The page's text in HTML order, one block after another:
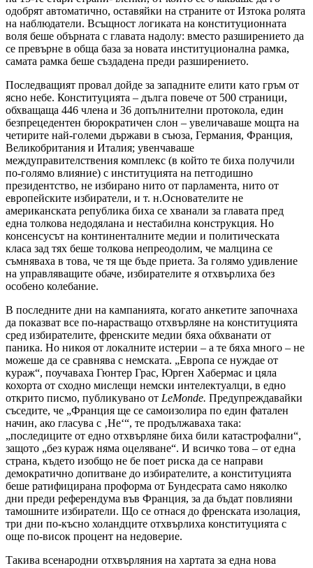
одобрят автоматично, оставяйки на страните от Изтока ролята
на наблюдатели. Всъщност логиката на конституционната
воля беше обърната с главата надолу: вместо разширението да
се превърне в обща база за новата институционална рамка,
самата рамка беше създадена преди разширението.
Последващият провал дойде за западните елити като гръм от
ясно небе. Конституцията – дълга повече от 500 страници,
обхващаща 446 члена и 36 допълнителни протокола, един
безпрецедентен бюрократичен слон – увеличаваше мощта на
четирите най-големи държави в съюза, Германия, Франция,
Великобритания и Италия; увенчаваше
междуправителствения комплекс (в който те биха получили
по-голямо влияние) с институцията на петгодишно
президентство, не избирано нито от парламента, нито от
европейските избиратели, и т. н.Основателите не
американската република биха се хванали за главата пред
една толкова недодялана и нестабилна конструкция. Но
консенсусът на континенталните медии и политическата
класа зад тях беше толкова непреодолим, че малцина се
съмняваха в това, че тя ще бъде приета. За голямо удивление
на управляващите обаче, избирателите я отхвърлиха без
особено колебание.
В последните дни на кампанията, когато анкетите започнаха
да показват все по-нарастващо отхвърляне на конституцията
сред избирателите, френските медии бяха обхванати от
паника. Но никоя от локалните истерии – а те бяха много – не
можеше да се сравнява с немската. „Европа се нуждае от
кураж“, поучаваха Гюнтер Грас, Юрген Хабермас и цяла
кохорта от сходно мислещи немски интелектуалци, в едно
открито писмо, публикувано от LeMonde. Предупреждавайки
съседите, че „Франция ще се самоизолира по един фатален
начин, ако гласува с ‚Не‘“, те продължаваха така:
„последиците от едно отхвърляне биха били катастрофални“,
защото „без кураж няма оцеляване“. И всичко това – от една
страна, където изобщо не бе поет риска да се направи
демократично допитване до избирателите, а конституцията
беше ратифицирана проформа от Бундесрата само няколко
дни преди референдума във Франция, за да бъдат повлияни
тамошните избиратели. Що се отнася до френската изолация,
три дни по-късно холандците отхвърлиха конституцията с
още по-висок процент на недоверие.
Такива всенародни отхвърляния на хартата за една нова